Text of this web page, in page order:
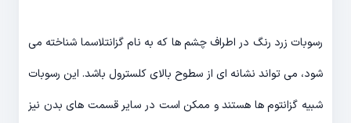
رسوبات زرد رنگ در اطراف چشم ها که به نام گزانتلاسما شناخته می
شود، می تواند نشانه ای از سطوح بالای کلسترول باشد. این رسوبات
شبیه گزانتوم ها هستند و ممکن است در سایر قسمت های بدن نیز